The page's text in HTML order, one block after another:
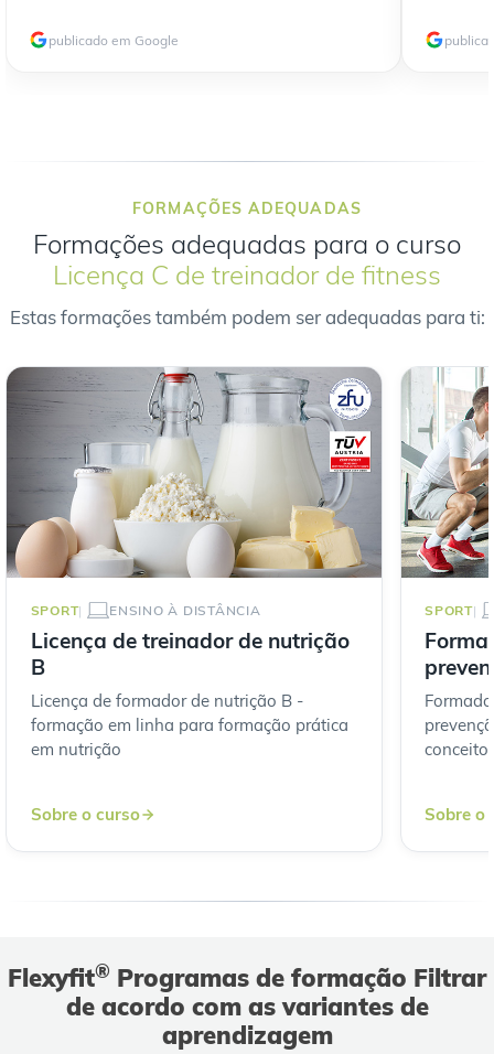
publicado em Google
FORMAÇÕES ADEQUADAS
Formações adequadas para o curso
Licença C de treinador de fitness
Estas formações também podem ser adequadas para ti:
SPORT ENSINO À DISTÂNCIA
Licença de treinador de nutrição
B
Licença de formador de nutrição B -
formação em linha para formação prática
em nutrição
Sobre o curso
SPORT
Sobre o
Flexyfit® Programas de formação Filtrar
de acordo com as variantes de
aprendizagem